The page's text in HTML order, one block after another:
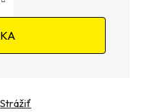
Strážiť